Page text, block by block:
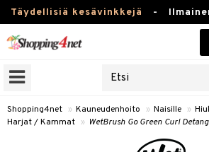
Täydellisiä kesävinkkejä -
Kauneudenhoito
Piilolinssit
Shopping4net » Kauneudenhoito » Naisille »
Harjat / Kammat » WetBrush Go Green Curl